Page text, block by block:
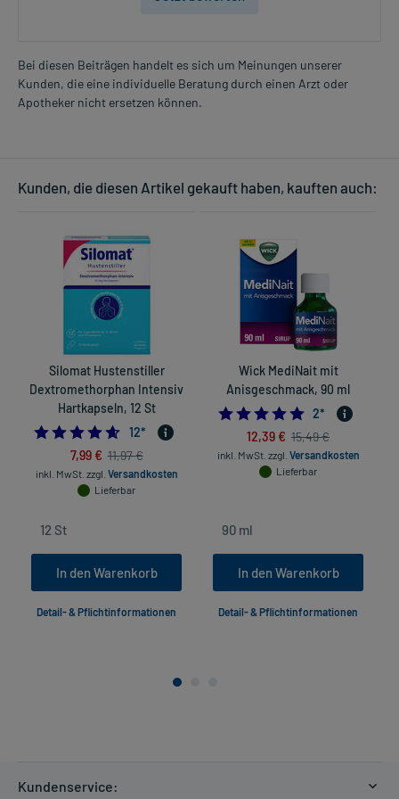
Bei diesen Beiträgen handelt es sich um Meinungen unserer
Kunden, die eine individuelle Beratung durch einen Arzt oder
Apotheker nicht ersetzen können.
Kunden, die diesen Artikel gekauft haben, kauften auch:
Silomat Hustenstiller
Dextromethorphan Intensiv
Hartkapseln, 12 St
4.583333333333333
12*
7,99 € 11,97 €
inkl. MwSt. zzgl. Versandkosten
Lieferbar
In den Warenkorb
Detail- & Pflichtinformationen
Wick MediNait mit
Anisgeschmack, 90 ml
5.0
2*
12,39 € 15,49 €
inkl. MwSt. zzgl. Versandkosten
Lieferbar
In den Warenkorb
Detail- & Pflichtinformationen
Kundenservice: